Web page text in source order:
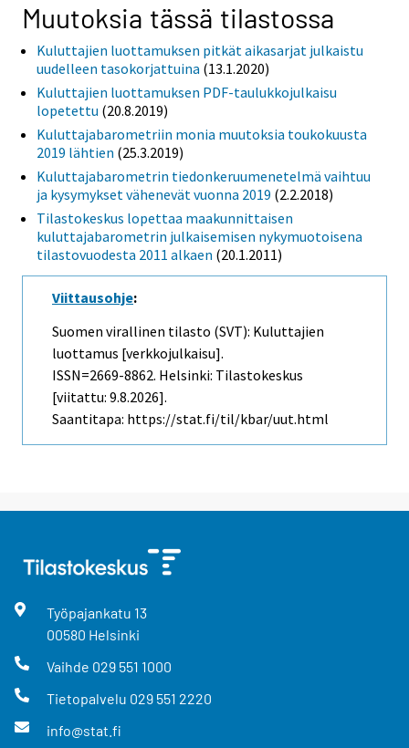
Muutoksia tässä tilastossa
Kuluttajien luottamuksen pitkät aikasarjat julkaistu
uudelleen tasokorjattuina (13.1.2020)
Kuluttajien luottamuksen PDF-taulukkojulkaisu
lopetettu (20.8.2019)
Kuluttajabarometriin monia muutoksia toukokuusta
2019 lähtien (25.3.2019)
Kuluttajabarometrin tiedonkeruumenetelmä vaihtuu
ja kysymykset vähenevät vuonna 2019 (2.2.2018)
Tilastokeskus lopettaa maakunnittaisen
kuluttajabarometrin julkaisemisen nykymuotoisena
tilastovuodesta 2011 alkaen (20.1.2011)
Viittausohje:
Suomen virallinen tilasto (SVT): Kuluttajien
luottamus [verkkojulkaisu].
ISSN=2669-8862. Helsinki: Tilastokeskus
[viitattu: 9.8.2026].
Saantitapa: https://stat.fi/til/kbar/uut.html
Työpajankatu 13
00580 Helsinki
Vaihde 029 551 1000
Tietopalvelu 029 551 2220
info@stat.fi